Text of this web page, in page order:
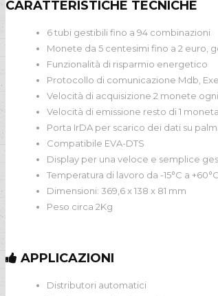
CARATTERISTICHE TECNICHE
6 tubi gestibili fino a 94 combinazioni
Monete da 5 centesimi fino a 2 euro,
Funzionalità di risparmio energetico
Protocollo di comunicazione Mdb,
Velocità di acquisizione 2 monete
Velocità di emissione resto di 1
Porta IrDA per scarico dei dati su
Compatibile EVA-DTS
Display per una veloce e semplice
Temperatura di lavoro da -15°C a +60°C
Dimensioni: 369,6 x 138 x 81 mm
Peso circa 2Kg
APPLICAZIONI
Distributori automatici